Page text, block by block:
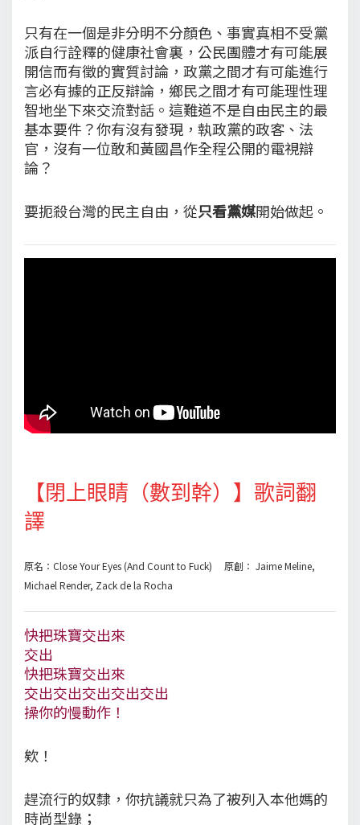
只有在一個是非分明不分顏色、事實真相不受黨
派自行詮釋的健康社會裏，公民團體才有可能展
開信而有徵的實質討論，政黨之間才有可能進行
言必有據的正反辯論，鄉民之間才有可能理性理
智地坐下來交流對話。這難道不是自由民主的最
基本要件？你有沒有發現，執政黨的政客、法
官，沒有一位敢和黃國昌作全程公開的電視辯
論？
要扼殺台灣的民主自由，從只看黨媒開始做起。
【閉上眼睛（數到幹）】歌詞翻
譯
原名：Close Your Eyes (And Count to Fuck) 原創： Jaime Meline,
Michael Render, Zack de la Rocha
快把珠寶交出來
交出
快把珠寶交出來
交出交出交出交出交出
操你的慢動作！
欸！
趕流行的奴隸，你抗議就只為了被列入本他媽的
時尚型錄；